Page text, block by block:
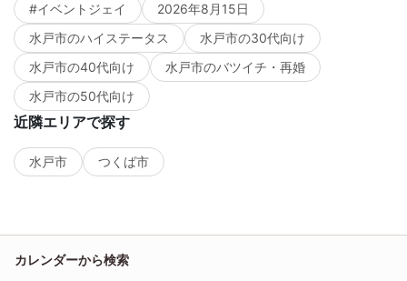
#イベントジェイ
2026年8月15日
水戸市のハイステータス
水戸市の30代向け
水戸市の40代向け
水戸市のバツイチ・再婚
水戸市の50代向け
近隣エリアで探す
水戸市 つくば市
カレンダーから検索